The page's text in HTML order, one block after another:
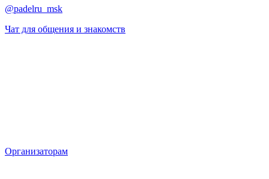
@padelru_msk
Чат для общения и знакомств
Организаторам